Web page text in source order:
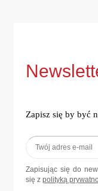
Zapisz się by być
Zapisując się do
się z polityką